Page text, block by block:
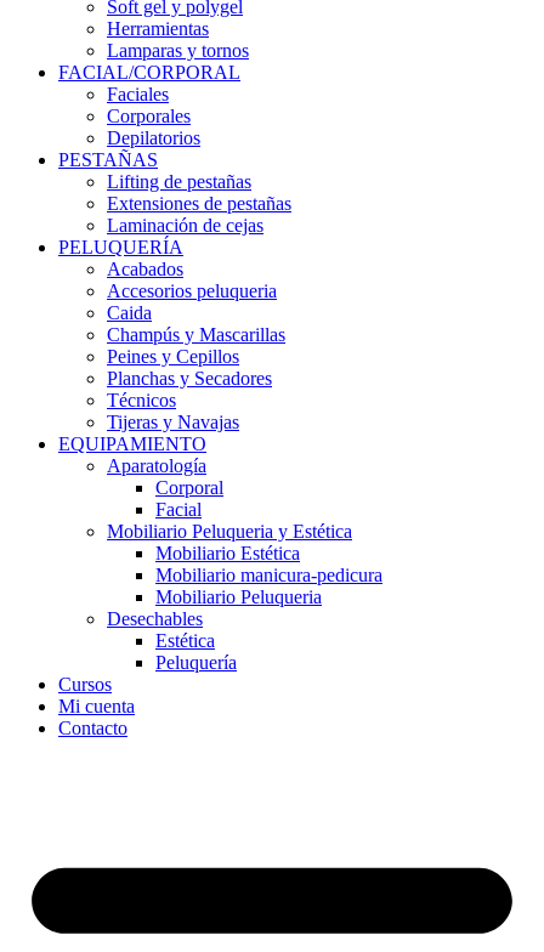
Soft gel y polygel
Herramientas
Lamparas y tornos
FACIAL/CORPORAL
Faciales
Corporales
Depilatorios
PESTAÑAS
Lifting de pestañas
Extensiones de pestañas
Laminación de cejas
PELUQUERÍA
Acabados
Accesorios peluqueria
Caida
Champús y Mascarillas
Peines y Cepillos
Planchas y Secadores
Técnicos
Tijeras y Navajas
EQUIPAMIENTO
Aparatología
Corporal
Facial
Mobiliario Peluqueria y Estética
Mobiliario Estética
Mobiliario manicura-pedicura
Mobiliario Peluqueria
Desechables
Estética
Peluquería
Cursos
Mi cuenta
Contacto